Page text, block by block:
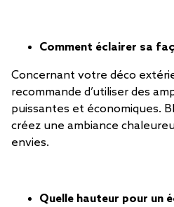
Comment éclairer sa
Concernant votre déco
recommande d’utiliser des
puissantes et économiques.
créez une ambiance
envies.
Quelle hauteur pour un